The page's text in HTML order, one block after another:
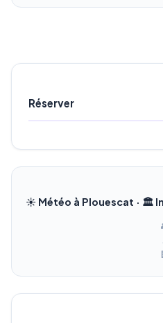
Réserver
☀️ Météo à Plouescat · 🏛️